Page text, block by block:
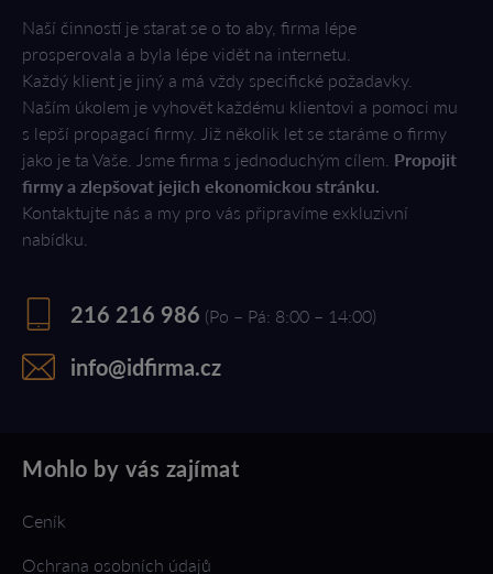
Naší činností je starat se o to aby, firma lépe
prosperovala a byla lépe vidět na internetu.
Každý klient je jiný a má vždy specifické požadavky.
Naším úkolem je vyhovět každému klientovi a pomoci mu
s lepší propagací firmy. Již několik let se staráme o firmy
jako je ta Vaše. Jsme firma s jednoduchým cílem. Propojit
firmy a zlepšovat jejich ekonomickou stránku.
Kontaktujte nás a my pro vás připravíme exkluzivní
nabídku.
216 216 986 (Po – Pá: 8:00 – 14:00)
info@idfirma.cz
Mohlo by vás zajímat
Ceník
Ochrana osobních údajů